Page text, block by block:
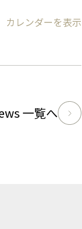
カレンダーを表示
一覧へ